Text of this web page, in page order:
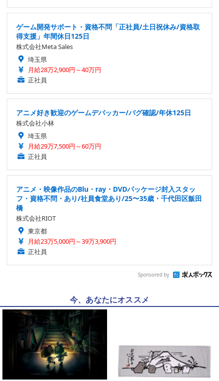
ゲーム開発サポート・資格不問「正社員/土日祝休み/資格取
得支援」年間休日125日
株式会社Meta Sales
埼玉県
月給28万2,900円～40万円
正社員
アニメ好き歓迎のゲームデバッカー/バグ確認/年休125日
株式会社小林
埼玉県
月給29万7,500円～60万円
正社員
アニメ・映像作品のBlu・ray・DVDパッケージ封入スタッ
フ・資格不問・あり/社員食堂あり/25〜35歳・千代田区飯田
橋
株式会社RIOT
東京都
月給23万5,000円～39万3,900円
正社員
Sponsored by
今、あなたにオススメ